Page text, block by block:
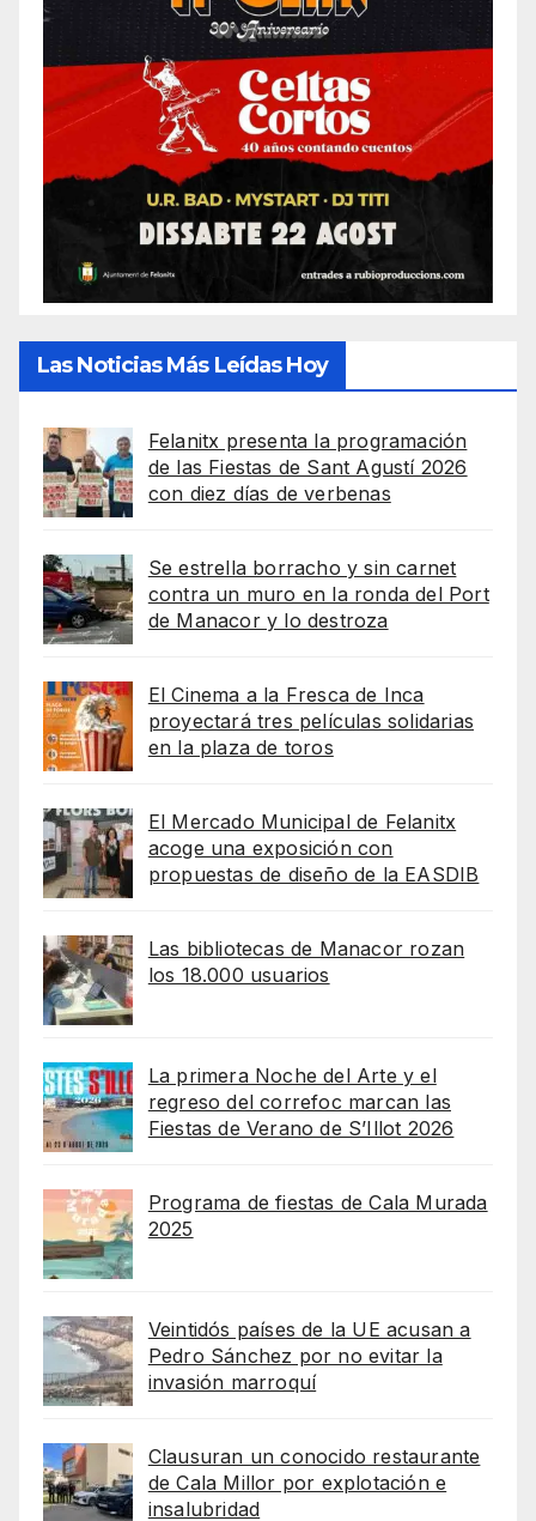
Las Noticias Más Leídas Hoy
Felanitx presenta la programación
de las Fiestas de Sant Agustí 2026
con diez días de verbenas
Se estrella borracho y sin carnet
contra un muro en la ronda del Port
de Manacor y lo destroza
El Cinema a la Fresca de Inca
proyectará tres películas solidarias
en la plaza de toros
El Mercado Municipal de Felanitx
acoge una exposición con
propuestas de diseño de la EASDIB
Las bibliotecas de Manacor rozan
los 18.000 usuarios
La primera Noche del Arte y el
regreso del correfoc marcan las
Fiestas de Verano de S’Illot 2026
Programa de fiestas de Cala Murada
2025
Veintidós países de la UE acusan a
Pedro Sánchez por no evitar la
invasión marroquí
Clausuran un conocido restaurante
de Cala Millor por explotación e
insalubridad